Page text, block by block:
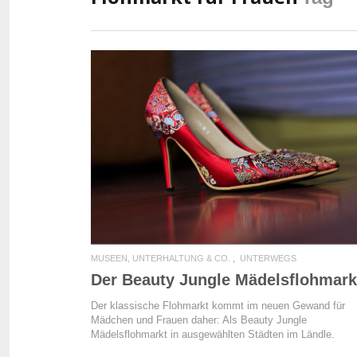
READ MORE
MUSEEN, UNTERHALTUNG & CO. UNTERWEGS
Der Beauty Jungle
Der klassische Flohmarkt kommt im neuen Gewand für
Mädchen und Frauen daher: Als Beauty Jungle
Mädelsflohmarkt in ausgewählten Städten im Ländle.